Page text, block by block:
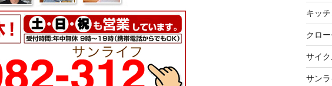
キッ
クロ
サイ
サン